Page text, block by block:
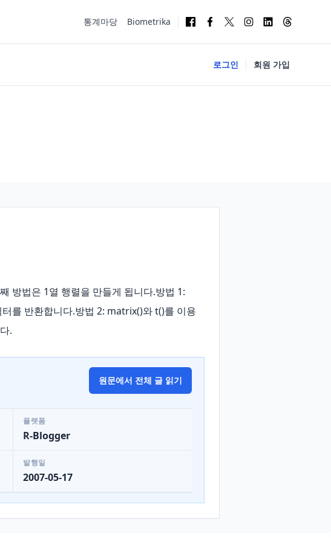
통계마당 Biometrika
로그인 회원 가입
방법은 1열 행렬을 만들게 됩니다.방법 1:
를 반환합니다.방법 2: matrix()와 t()를 이용
.
원문에서 전체 글 읽기
플랫폼
R-Blogger
발행일
2007-05-17